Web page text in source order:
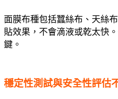
面膜布種包括蠶絲布、天絲
貼效果，不會滴液或乾太快
鍵。
穩定性測試與安全性評估